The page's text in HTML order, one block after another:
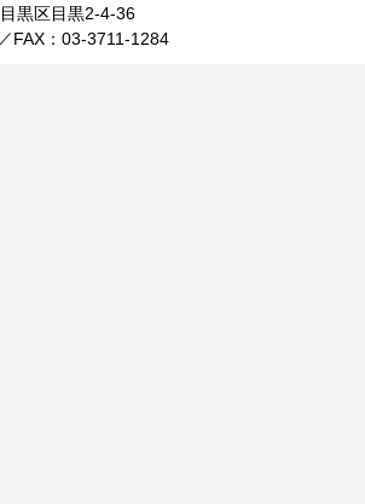
黒区目黒2-4-36
FAX：03-3711-1284